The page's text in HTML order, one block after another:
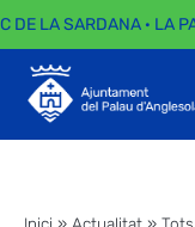
DE LA SARDANA · LA